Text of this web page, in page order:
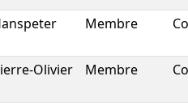
Membre
Olivier Membre